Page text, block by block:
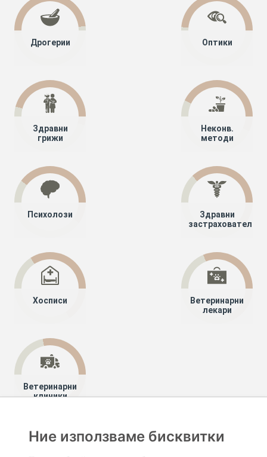
Дрогерии Оптики
Здравни
грижи
Неконв.
методи
Психолози
Здравни
застрахователи
Хосписи
Ветеринарни
лекари
Ветеринарни
клиники
Специалисти
Ние използваме бисквитки